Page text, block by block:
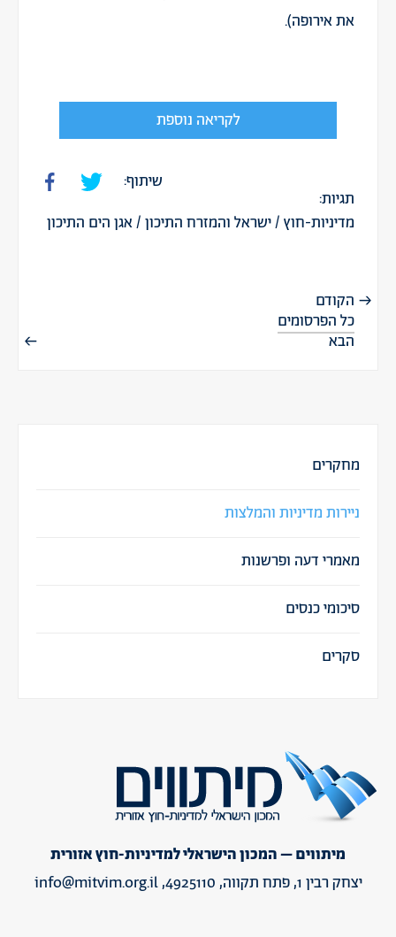
את אירופה).
לקריאה נוספת
שיתוף:
תגיות:
מדיניות-חוץ/ישראל והמזרח התיכון/אגן הים התיכון
הקודם
כל הפרסומים
הבא
מחקרים
ניירות מדיניות והמלצות
מאמרי דעה ופרשנות
סיכומי כנסים
סקרים
מיתווים – המכון הישראלי למדיניות-חוץ אזורית
יצחק רבין 1, פתח תקווה, 4925110,
info@mitvim.org.il